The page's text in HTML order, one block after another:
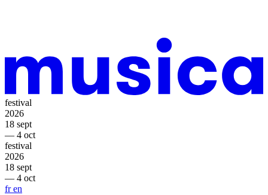
festival
2026
18 sept
— 4 oct
festival
2026
18 sept
— 4 oct
fren